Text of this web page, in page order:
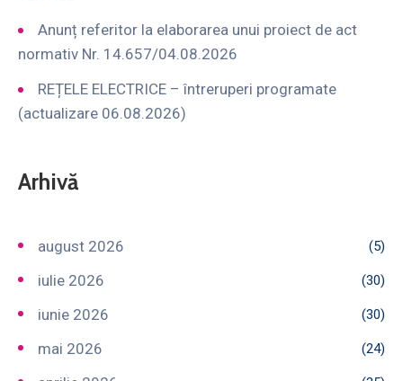
Anunț referitor la elaborarea unui proiect de act
normativ Nr. 14.657/04.08.2026
REȚELE ELECTRICE – întreruperi programate
(actualizare 06.08.2026)
Arhivă
august 2026 (5)
iulie 2026 (30)
iunie 2026 (30)
mai 2026 (24)